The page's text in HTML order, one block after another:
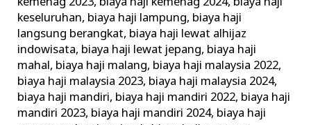
keseluruhan, biaya haji lampung, biaya haji
langsung berangkat, biaya haji lewat alhijaz
indowisata, biaya haji lewat jepang, biaya haji
mahal, biaya haji malang, biaya haji malaysia 2022,
biaya haji malaysia 2023, biaya haji malaysia 2024,
biaya haji mandiri, biaya haji mandiri 2022, biaya haji
mandiri 2023, biaya haji mandiri 2024, biaya haji